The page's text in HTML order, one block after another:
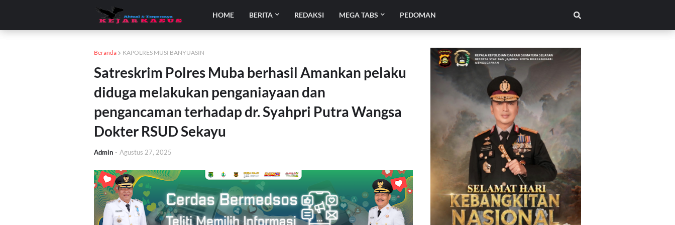
HOME BERITA REDAKSI MEGA TABS PEDOMAN
Beranda KAPOLRES MUSI BANYUASIN
Satreskrim Polres Muba berhasil Amankan pelaku
diduga melakukan penganiayaan dan
pengancaman terhadap dr. Syahpri Putra Wangsa
Dokter RSUD Sekayu
Admin - Agustus 27, 2025